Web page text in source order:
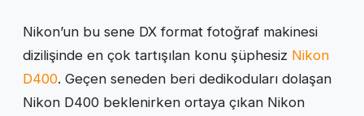
Nikon’un bu sene DX format fotoğraf makinesi
dizilişinde en çok tartışılan konu şüphesiz Nikon
D400. Geçen seneden beri dedikoduları dolaşan
Nikon D400 beklenirken ortaya çıkan Nikon